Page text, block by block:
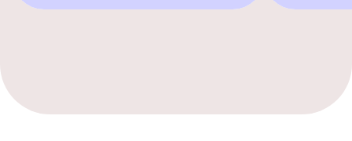
Eet- en drinkgelegenheden